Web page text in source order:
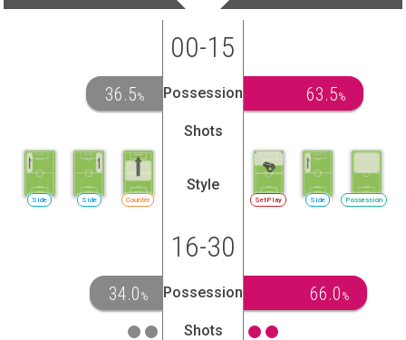
00-15
36.5% Possession 63.5%
Shots
Counter
Side
Side
Style
SetPlay Side Possession
16-30
34.0 % Possession 66.0 %
Shots